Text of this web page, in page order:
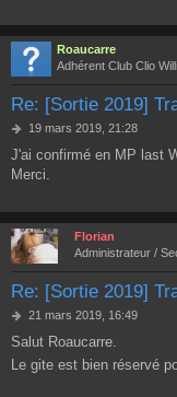
Roaucarre
Adhérent Club Clio
Re: [Sortie 2019]
M
s
s
e
19 mars 2019, 21:28
J'ai confirmé en MP last
Merci.
Florian
Administrateur /
Re: [Sortie 2019]
M
s
s
21 mars 2019, 16:49
Salut Roaucarre.
Le gite est bien réservé